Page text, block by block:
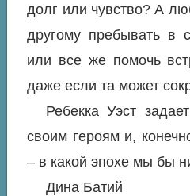
долг или чувство? А
другому пребывать в
или все же помочь
даже если та может
Ребекка Уэст
своим героям и,
– в какой эпохе мы бы
Дина Батий